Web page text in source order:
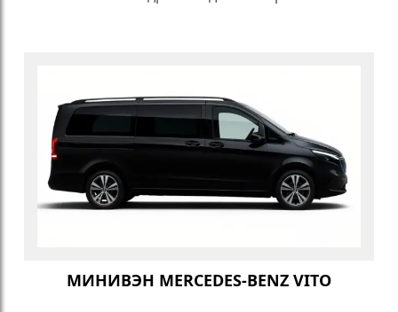
МИНИВЭН MERCEDES-BENZ VITO